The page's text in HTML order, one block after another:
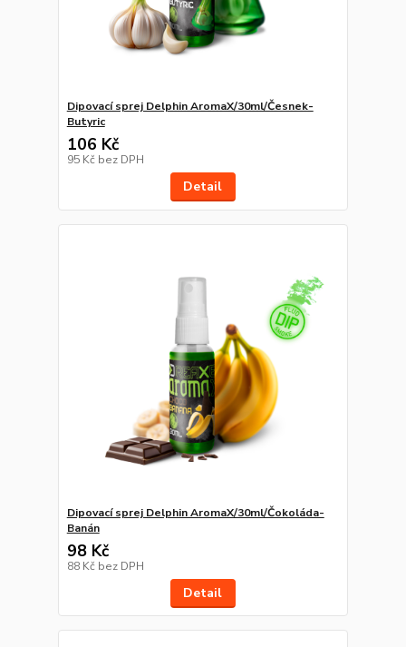
Dipovací sprej Delphin AromaX/30ml/Česnek-
Butyric
106 Kč
95 Kč bez DPH
Detail
Dipovací sprej Delphin AromaX/30ml/Čokoláda-
Banán
98 Kč
88 Kč bez DPH
Detail